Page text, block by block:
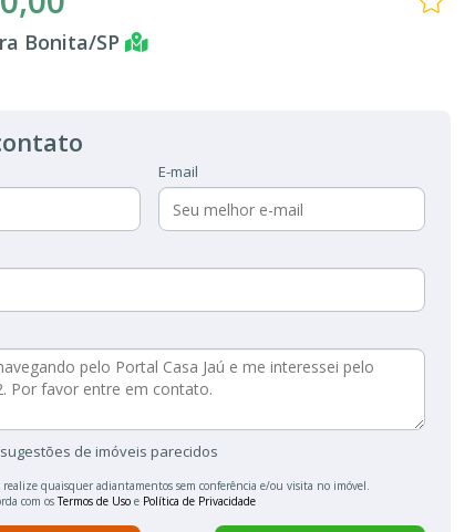
Bonita/SP
E-mail
de imóveis parecidos
realize quaisquer adiantamentos sem conferência e/ou visita no imóvel.
com osTermos de Uso e Política de Privacidade